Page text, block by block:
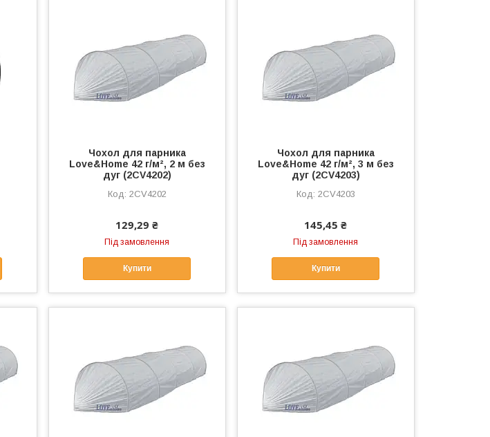
Чохол для парника
Love&Home 42 г/м², 2 м без
дуг (2CV4202)
2CV4202
129,29 ₴
Під замовлення
Купити
Чохол для парника
Love&Home 42 г/м², 3 м без
дуг (2CV4203)
2CV4203
145,45 ₴
Під замовлення
Купити